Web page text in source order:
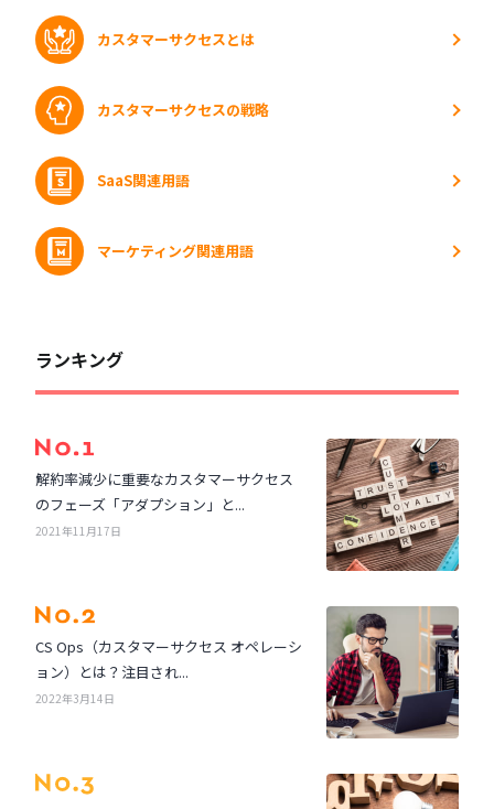
カスタマーサクセスとは
カスタマーサクセスの戦略
SaaS関連用語
マーケティング関連用語
ランキング
解約率減少に重要なカスタマーサクセス
のフェーズ「アダプション」と...
2021年11月17日
CS Ops（カスタマーサクセス オペレーシ
ョン）とは？注目され...
2022年3月14日